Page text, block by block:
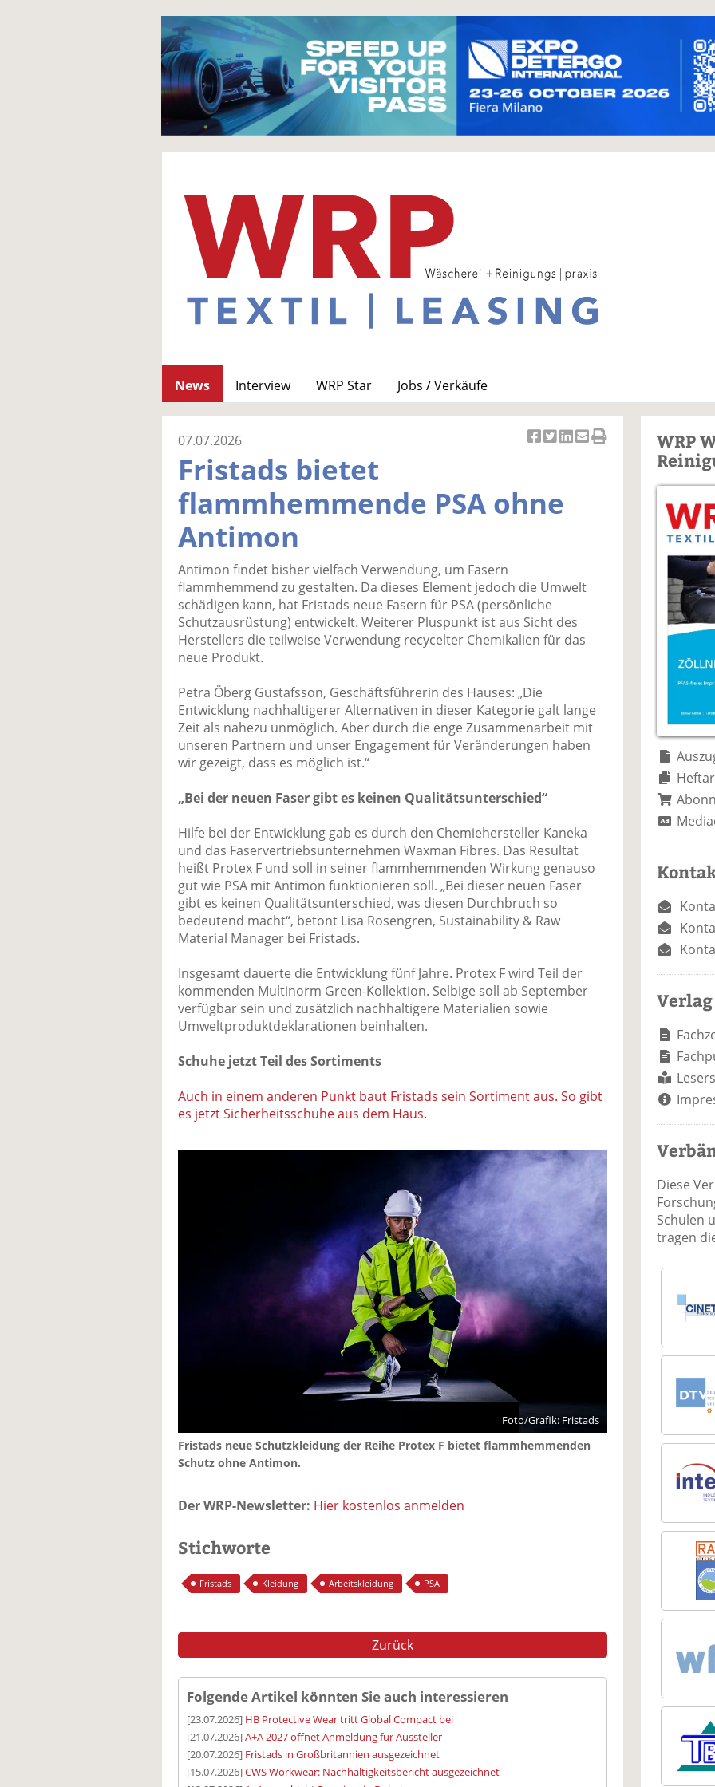
News Interview WRP Star
Jobs / Verkäufe
el
ac
e
b
o
o
te
il
e
n
el
er
n
el
k
e
di
n
e
n
m
ai
v
er
e
n
07.07.2026
Fristads bietet
flammhemmende PSA ohne
Antimon
Antimon findet bisher vielfach Verwendung, um Fasern
flammhemmend zu gestalten. Da dieses Element jedoch die Umwelt
schädigen kann, hat Fristads neue Fasern für PSA (persönliche
Schutzausrüstung) entwickelt. Weiterer Pluspunkt ist aus Sicht des
Herstellers die teilweise Verwendung recycelter Chemikalien für das
neue Produkt.
Petra Öberg Gustafsson, Geschäftsführerin des Hauses: „Die
Entwicklung nachhaltigerer Alternativen in dieser Kategorie galt lange
Zeit als nahezu unmöglich. Aber durch die enge Zusammenarbeit mit
unseren Partnern und unser Engagement für Veränderungen haben
wir gezeigt, dass es möglich ist.“
„Bei der neuen Faser gibt es keinen Qualitätsunterschied“
Hilfe bei der Entwicklung gab es durch den Chemiehersteller Kaneka
und das Faservertriebsunternehmen Waxman Fibres. Das Resultat
heißt Protex F und soll in seiner flammhemmenden Wirkung genauso
gut wie PSA mit Antimon funktionieren soll. „Bei dieser neuen Faser
gibt es keinen Qualitätsunterschied, was diesen Durchbruch so
bedeutend macht“, betont Lisa Rosengren, Sustainability & Raw
Material Manager bei Fristads.
Insgesamt dauerte die Entwicklung fünf Jahre. Protex F wird Teil der
kommenden Multinorm Green-Kollektion. Selbige soll ab September
verfügbar sein und zusätzlich nachhaltigere Materialien sowie
Umweltproduktdeklarationen beinhalten.
Schuhe jetzt Teil des Sortiments
Auch in einem anderen Punkt baut Fristads sein Sortiment aus. So gibt
es jetzt Sicherheitsschuhe aus dem Haus.
Foto/Grafik: Fristads
Fristads neue Schutzkleidung der Reihe Protex F bietet flammhemmenden
Schutz ohne Antimon.
Der WRP-Newsletter: Hier kostenlos anmelden
Stichworte
Fristads Kleidung Arbeitskleidung PSA
Zurück
Folgende Artikel könnten Sie auch interessieren
[23.07.2026] HB Protective Wear tritt Global Compact bei
[21.07.2026]A+A 2027 öffnet Anmeldung für Aussteller
[20.07.2026] Fristads in Großbritannien ausgezeichnet
[15.07.2026]CWS Workwear: Nachhaltigkeitsbericht ausgezeichnet
WRP
Verlag
Diese
Schulen
tragen